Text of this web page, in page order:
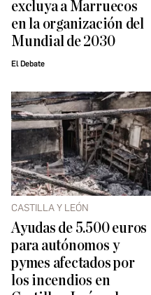
excluya a Marruecos
en la organización del
Mundial de 2030
El Debate
CASTILLA Y LEÓN
Ayudas de 5.500 euros
para autónomos y
pymes afectados por
los incendios en